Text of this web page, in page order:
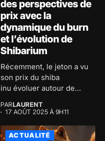
des perspectives de
prix avec la
dynamique du burn
et l’évolution de
Shibarium
Récemment, le jeton a vu
son prix du shiba
inu évoluer autour de
PARLAURENT
17 AOÛT 2025 À 9H11
ACTUALITÉ